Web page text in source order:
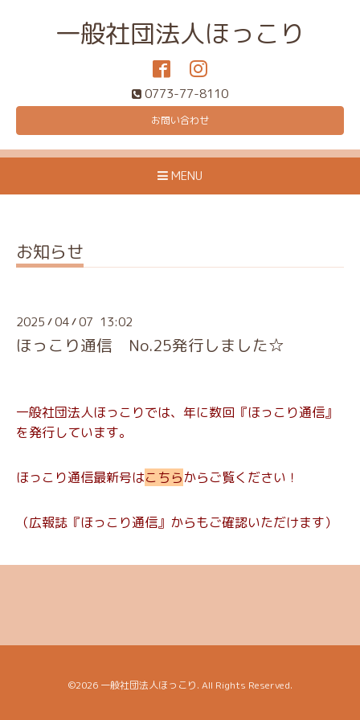
一般社団法人ほっこり
0773-77-8110
お問い合わせ
MENU
お知らせ
2025 /04/07 13:02
ほっこり通信 No.25発行しました☆
一般社団法人ほっこりでは、年に数回『ほっこり通信』
を発行しています。
ほっこり通信最新号はこちらからご覧ください！
（広報誌『ほっこり通信』からもご確認いただけます）
©2026 一般社団法人ほっこり. All Rights Reserved.